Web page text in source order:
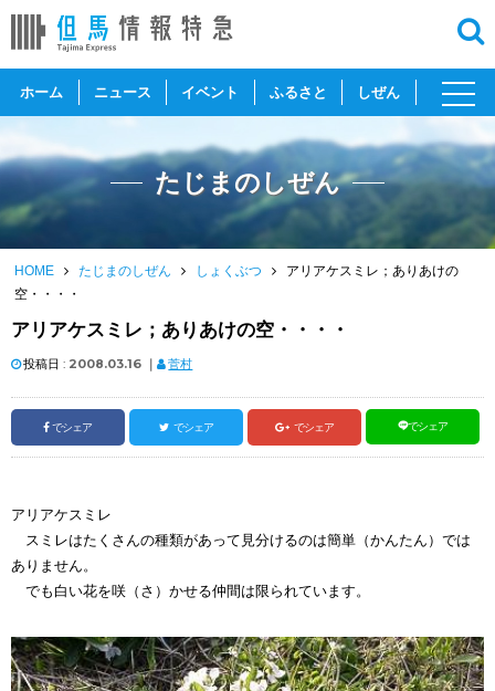
ホーム ニュース イベント ふるさと しぜん
toggle
たじまのしぜん
HOME たじまのしぜん しょくぶつ
アリアケスミレ；ありあけの
空・・・・
アリアケスミレ；ありあけの空・・・・
投稿日 : 2008.03.16 ｜ 菅村
でシェア でシェア でシェア でシェア
アリアケスミレ
スミレはたくさんの種類があって見分けるのは簡単（かんたん）では
ありません。
でも白い花を咲（さ）かせる仲間は限られています。